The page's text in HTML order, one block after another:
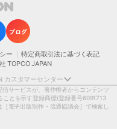
ー
特定商取引法に基づく表記
TOPCO JAPAN
カスタマーセンター
：00～18：30（土・日・祝日は
以降にご対応いたしますことをご
社からお送りするメールが正しく
ます。
し上げます。
部または全部を 複製、転載、送
作権侵害となり、著作権法に基づ
サービスが、著作権者からコンテンツ
ことを示す登録商標(登録番号6091713
電子出版制作・流通協議会］で検索し